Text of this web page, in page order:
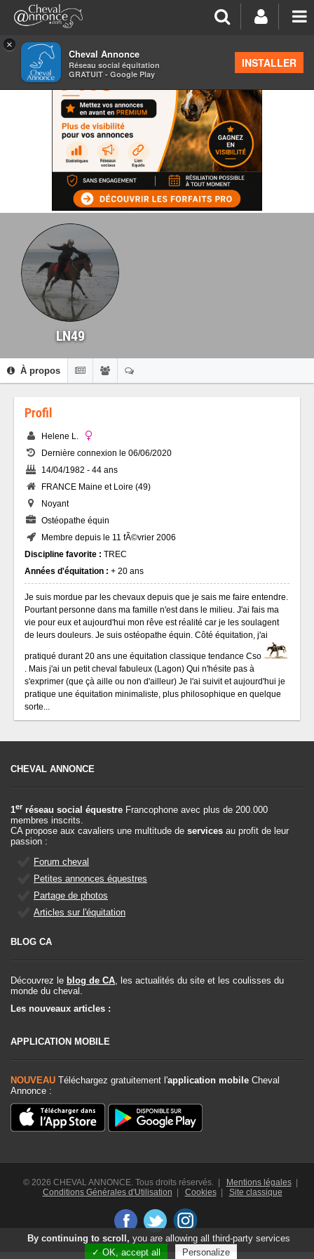
×
Cheval Annonce
Réseau social équitation
GRATUIT - Google Play
INSTALLER
LN49
À propos
Profil
Helene L.
Dernière connexion le 06/06/2020
14/04/1982 - 44 ans
FRANCE Maine et Loire (49)
Noyant
Ostéopathe équin
Membre depuis le 11 fÃ©vrier 2006
Discipline favorite : TREC
Années d'équitation : + 20 ans
Je suis mordue par les chevaux depuis que je sais me faire entendre.
Pourtant personne dans ma famille n'est dans le milieu. J'ai fais ma
vie pour eux et aujourd'hui mon rêve est réalité car je les soulagent
de leurs douleurs. Je suis ostéopathe équin. Côté équitation, j'ai
pratiqué durant 20 ans une équitation classique tendance Cso
. Mais j'ai un petit cheval fabuleux (Lagon) Qui n'hésite pas à
s'exprimer (que çà aille ou non d'ailleur) Je l'ai suivit et aujourd'hui je
pratique une équitation minimaliste, plus philosophique en quelque
sorte...
CHEVAL ANNONCE
1er réseau social équestre Francophone avec plus de 200.000
membres inscrits.
CA propose aux cavaliers une multitude de services au profit de leur
passion :
Forum cheval
Petites annonces équestres
Partage de photos
Articles sur l'équitation
BLOG CA
Découvrez le blog de CA, les actualités du site et les coulisses du
monde du cheval.
Les nouveaux articles :
APPLICATION MOBILE
NOUVEAU Téléchargez gratuitement l'application mobile Cheval
Annonce :
© 2026 CHEVAL ANNONCE. Tous droits réservés. | Mentions légales|
Conditions Générales d'Utilisation
Cookies| Site classique
By continuing to scroll, you are allowing all third-party services
✓ OK, accept all
Personalize